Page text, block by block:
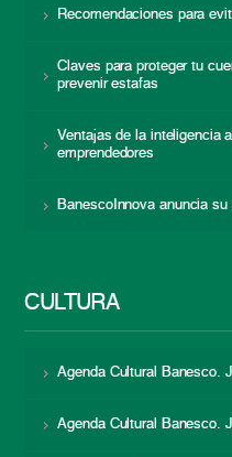
Recomendaciones para
Claves para proteger tu
prevenir estafas
Ventajas de la inteligencia
emprendedores
BanescoInnova anuncia su
CULTURA
Agenda Cultural Banesco.
Agenda Cultural Banesco.